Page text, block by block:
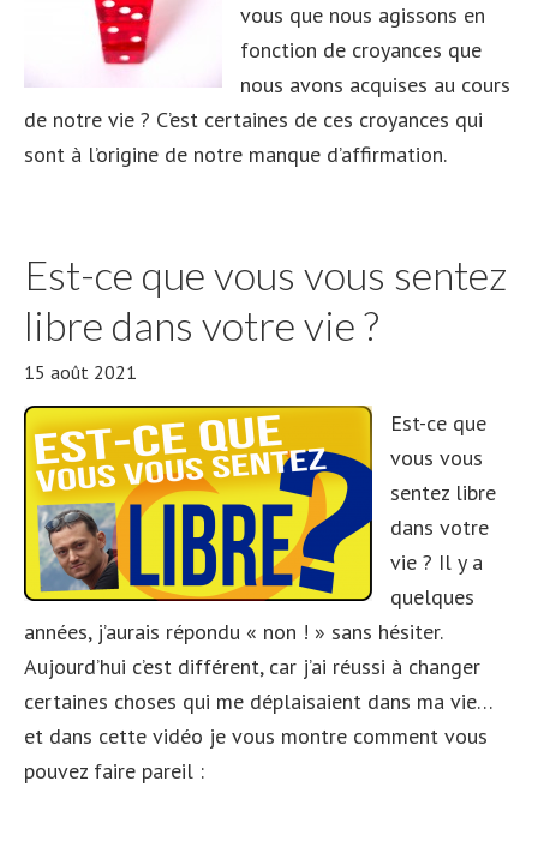
vous que nous agissons en
fonction de croyances que
nous avons acquises au cours
de notre vie ? C’est certaines de ces croyances qui
sont à l’origine de notre manque d’affirmation.
Est-ce que vous vous sentez
libre dans votre vie ?
15 août 2021
Est-ce que
vous vous
sentez libre
dans votre
vie ? Il y a
quelques
années, j’aurais répondu « non ! » sans hésiter.
Aujourd’hui c’est différent, car j’ai réussi à changer
certaines choses qui me déplaisaient dans ma vie…
et dans cette vidéo je vous montre comment vous
pouvez faire pareil :